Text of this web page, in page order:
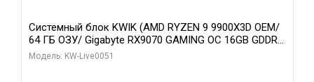
Системный блок KWIK (AMD RYZEN 9 9900X3D OEM/
64 ГБ ОЗУ/ Gigabyte RX9070 GAMING OC 16GB GDDR6
256bit 2xDP 2xH/ 960 ГБ SSD)
Модель: KW-Live0051